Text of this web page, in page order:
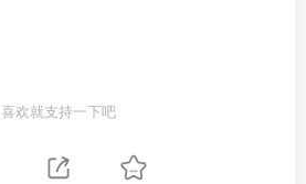
喜欢就支持一下吧